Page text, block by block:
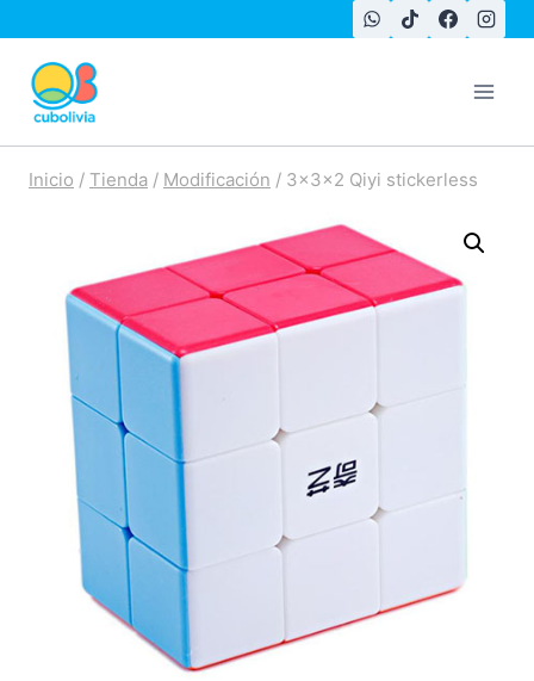
contenido
Inicio / Tienda / Modificación / 3x3x2 Qiyi stickerless